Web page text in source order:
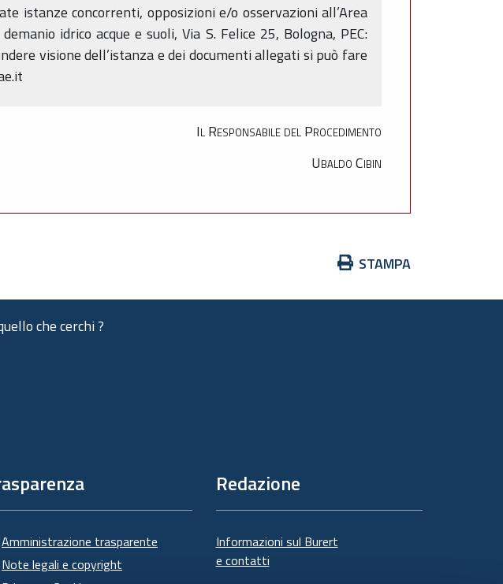
istanze concorrenti, opposizioni e/o osservazioni all’Area
idrico acque e suoli, Via S. Felice 25, Bologna, PEC:
visione dell’istanza e dei documenti allegati si può fare
Il Responsabile del Procedimento
Ubaldo Cibin
Azioni
documento
STAMPA
che cerchi ?
Amministrazione trasparente
Note legali e copyright
Redazione
Informazioni sul Burert
e contatti